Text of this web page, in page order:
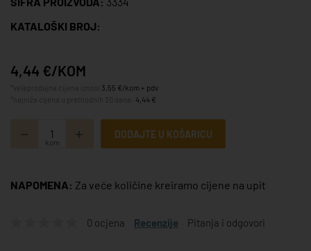
KATALOŠKI BROJ:
4,44 €/KOM
3,55 €/kom + pdv
4,44 €
kom
DODAJTE U KOŠARICU
NAPOMENA: Za veće količine kreiramo cijene na upit
0 ocjena Recenzije Pitanja i odgovori